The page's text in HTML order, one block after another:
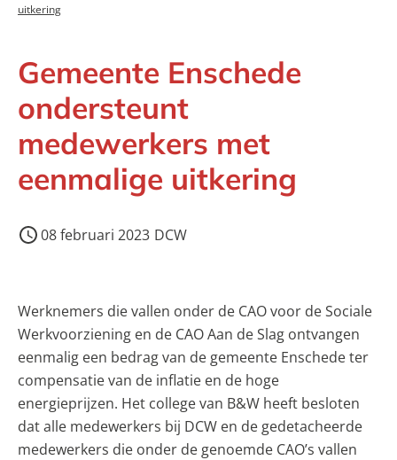
uitkering
Gemeente Enschede
ondersteunt
medewerkers met
eenmalige uitkering
08 februari 2023 DCW
Werknemers die vallen onder de CAO voor de Sociale
Werkvoorziening en de CAO Aan de Slag ontvangen
eenmalig een bedrag van de gemeente Enschede ter
compensatie van de inflatie en de hoge
energieprijzen. Het college van B&W heeft besloten
dat alle medewerkers bij DCW en de gedetacheerde
medewerkers die onder de genoemde CAO’s vallen